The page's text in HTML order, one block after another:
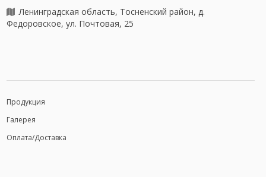
Ленинградская область, Тосненский район, д.
Федоровское, ул. Почтовая, 25
Продукция
Галерея
Оплата/Доставка